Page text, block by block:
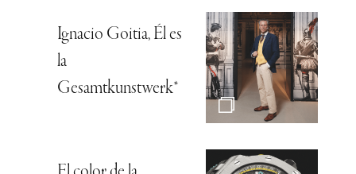
Ignacio Goitia, Él es
la
Gesamtkunstwerk*